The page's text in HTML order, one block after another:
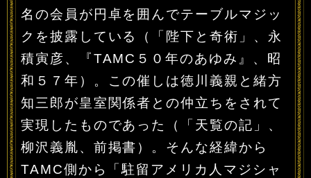
名の会員が円卓を囲んでテーブルマジッ
クを披露している（「陛下と奇術」、永
積寅彦、『TAMC５０年のあゆみ』、昭
和５７年）。この催しは徳川義親と緒方
知三郎が皇室関係者との仲立ちをされて
実現したものであった（「天覧の記」、
柳沢義胤、前掲書）。そんな経緯から
TAMC側から「駐留アメリカ人マジシャ